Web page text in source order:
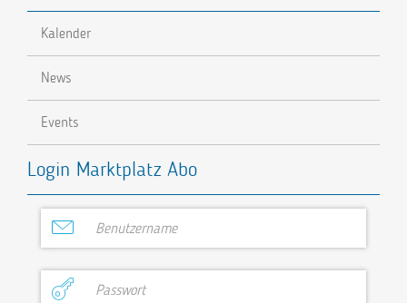
Kalender
News
Events
Login Marktplatz Abo